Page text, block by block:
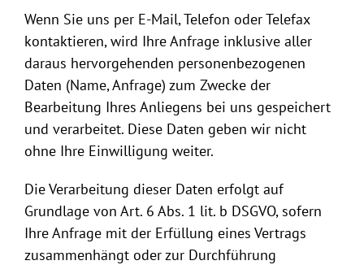
Wenn Sie uns per E-Mail, Telefon oder Telefax
kontaktieren, wird Ihre Anfrage inklusive aller
daraus hervorgehenden personenbezogenen
Daten (Name, Anfrage) zum Zwecke der
Bearbeitung Ihres Anliegens bei uns gespeichert
und verarbeitet. Diese Daten geben wir nicht
ohne Ihre Einwilligung weiter.
Die Verarbeitung dieser Daten erfolgt auf
Grundlage von Art. 6 Abs. 1 lit. b DSGVO, sofern
Ihre Anfrage mit der Erfüllung eines Vertrags
zusammenhängt oder zur Durchführung